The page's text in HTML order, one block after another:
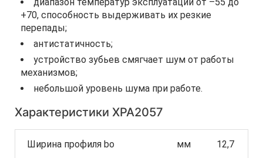
диапазон температур эксплуатации от –55 до
+70, способность выдерживать их резкие
перепады;
антистатичность;
устройство зубьев смягчает шум от работы
механизмов;
небольшой уровень шума при работе.
Характеристики XPA2057
Ширина профиля bo мм 12,7